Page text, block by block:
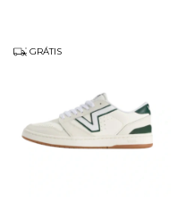
GRÁTIS